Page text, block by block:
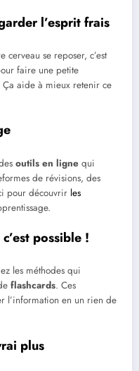
l’esprit frais
cerveau se reposer, c’est
faire une petite
aide à mieux retenir ce
outils en ligne qui
de révisions, des
pour découvrir les
possible !
les méthodes qui
flashcards. Ces
l’information en un rien de
plus